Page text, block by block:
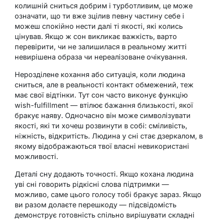
колишній сниться добрим і турботливим, це може
означати, що ти вже зцілив певну частину себе і
можеш спокійно нести далі ті якості, які колись
цінував. Якщо ж сон викликає важкість, варто
перевірити, чи не залишилася в реальному житті
невирішена образа чи нереалізоване очікування.
Нерозділене кохання або ситуація, коли людина
сниться, але в реальності контакт обмежений, теж
має свої відтінки. Тут сон часто виконує функцію
wish-fulfillment — втілює бажання близькості, якої
бракує наяву. Одночасно він може символізувати
якості, які ти хочеш розвинути в собі: сміливість,
ніжність, відкритість. Людина у сні стає дзеркалом, в
якому відображаються твої власні невикористані
можливості.
Деталі сну додають точності. Якщо кохана людина
уві сні говорить рідкісні слова підтримки —
можливо, саме цього голосу тобі бракує зараз. Якщо
ви разом долаєте перешкоду — підсвідомість
демонструє готовність спільно вирішувати складні